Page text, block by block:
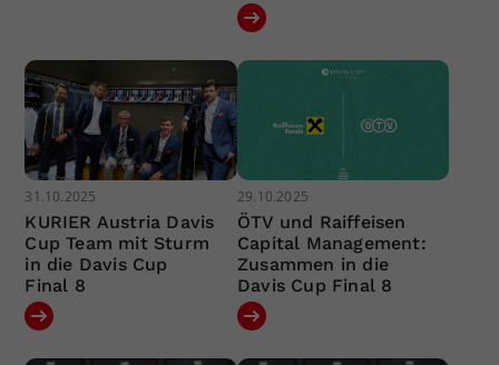
31.10.2025
KURIER Austria Davis
Cup Team mit Sturm
in die Davis Cup
Final 8
29.10.2025
ÖTV und Raiffeisen
Capital Management:
Zusammen in die
Davis Cup Final 8